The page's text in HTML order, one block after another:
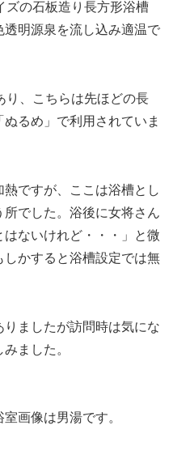
ズの石板造り長方形浴槽
明源泉を流し込み適温で
り、こちらは先ほどの長
るめ」で利用されていま
ですが、ここは浴槽とし
でした。浴後に女将さん
ないけれど・・・」と微
かすると浴槽設定では無
ましたが訪問時は気にな
ました。
画像は男湯です。